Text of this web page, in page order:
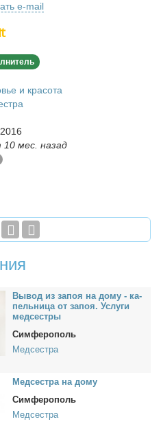
e-mail
и красота
мес. назад
Вы­вод из за­поя на до­му - ка­
пель­ни­ца от за­поя. Услу­ги
мед­сест­ры
Симферополь
Медсестра
Мед­сест­ра на до­му
Симферополь
Медсестра